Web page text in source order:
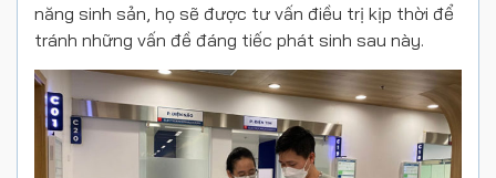
năng sinh sản, họ sẽ được tư vấn điều trị kịp thời để
tránh những vấn đề đáng tiếc phát sinh sau này.